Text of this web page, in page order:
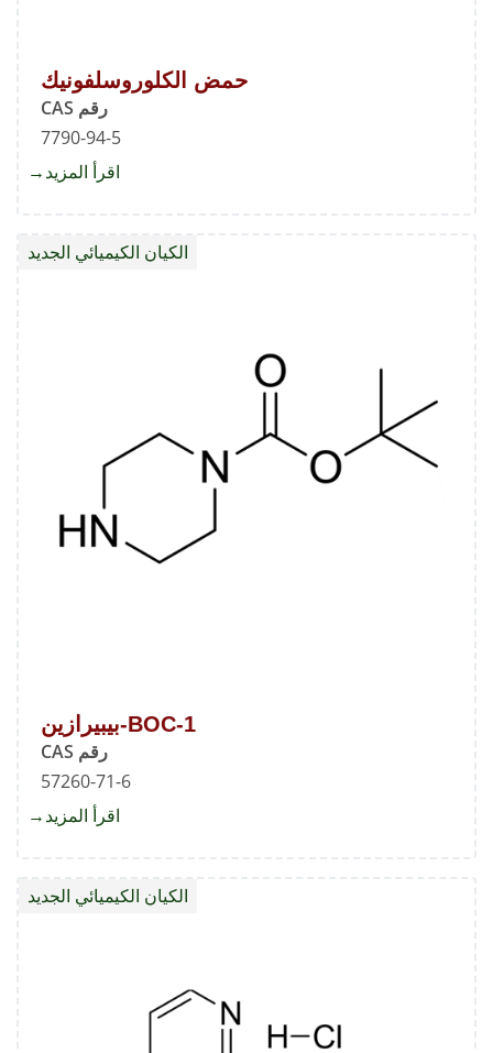
حمض الكلوروسلفونيك
رقم CAS
7790-94-5
اقرأ المزيد
1-BOC-بيبيرازين
رقم CAS
57260-71-6
الكيان الكيميائي الجديد
اقرأ المزيد
الكيان الكيميائي الجديد